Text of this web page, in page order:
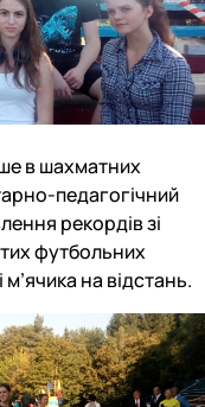
в шахматних
педагогічний
рекордів зі
футбольних
м’ячика на відстань.